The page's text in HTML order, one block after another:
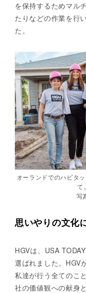
を保持するためマル
たりなどの作業を行
た。
オーランドでのハビタ
て
写
思いやりの文化
HGVは、USA
選ばれました。HGV
私達が行う全てのこ
社の価値観への献身